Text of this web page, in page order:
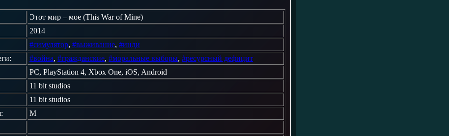
Этот мир – мое (This War of Mine)
2014
#симулятор, #выживание, #инди
#война, #гражданские, #моральные выборы, #ресурсный дефицит
PC, PlayStation 4, Xbox One, iOS, Android
11 bit studios
11 bit studios
M